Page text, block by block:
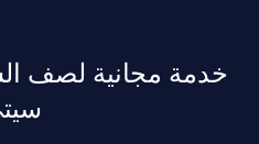
خدمة مجانية لصف